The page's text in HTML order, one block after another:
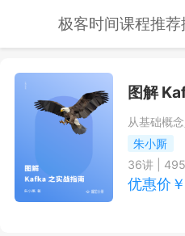
极客时间课程推荐
图解
朱小厮
36讲 |
优惠价￥